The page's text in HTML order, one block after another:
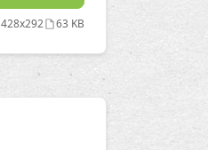
428x292 63 KB